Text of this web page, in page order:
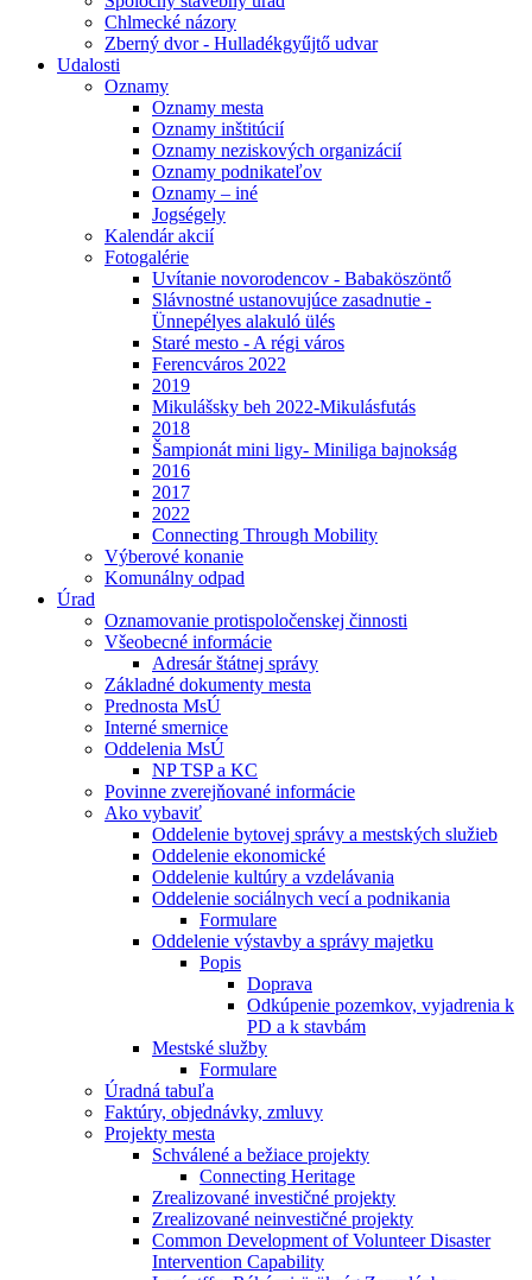
Chlmecké názory
Zberný dvor - Hulladékgyűjtő udvar
Udalosti
Oznamy
Oznamy mesta
Oznamy inštitúcií
Oznamy neziskových organizácií
Oznamy podnikateľov
Oznamy – iné
Jogségely
Kalendár akcií
Fotogalérie
Uvítanie novorodencov - Babaköszöntő
Slávnostné ustanovujúce zasadnutie -
Ünnepélyes alakuló ülés
Staré mesto - A régi város
Ferencváros 2022
2019
Mikulášsky beh 2022-Mikulásfutás
2018
Šampionát mini ligy- Miniliga bajnokság
2016
2017
2022
Connecting Through Mobility
Výberové konanie
Komunálny odpad
Úrad
Oznamovanie protispoločenskej činnosti
Všeobecné informácie
Adresár štátnej správy
Základné dokumenty mesta
Prednosta MsÚ
Interné smernice
Oddelenia MsÚ
NP TSP a KC
Povinne zverejňované informácie
Ako vybaviť
Oddelenie bytovej správy a mestských služieb
Oddelenie ekonomické
Oddelenie kultúry a vzdelávania
Oddelenie sociálnych vecí a podnikania
Formulare
Oddelenie výstavby a správy majetku
Popis
Doprava
Odkúpenie pozemkov, vyjadrenia k
PD a k stavbám
Mestské služby
Formulare
Úradná tabuľa
Faktúry, objednávky, zmluvy
Projekty mesta
Schválené a bežiace projekty
Connecting Heritage
Zrealizované investičné projekty
Zrealizované neinvestičné projekty
Common Development of Volunteer Disaster
Intervention Capability